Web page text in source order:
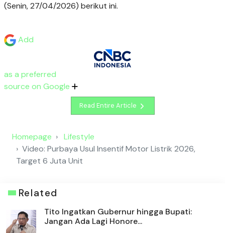
(Senin, 27/04/2026) berikut ini.
Add
as a preferred
source on Google
Read Entire Article
Homepage
Lifestyle
Video: Purbaya Usul Insentif Motor Listrik 2026,
Target 6 Juta Unit
Related
Tito Ingatkan Gubernur hingga Bupati:
Jangan Ada Lagi Honore...